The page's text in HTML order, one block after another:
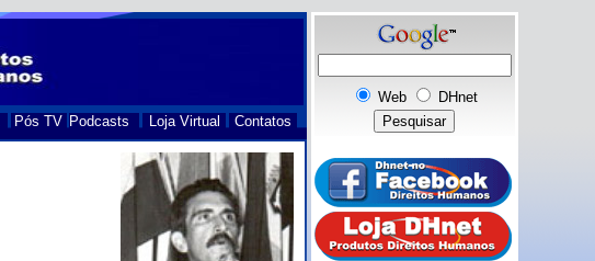
Pós TV Podcasts Loja Virtual Contatos
Web DHnet